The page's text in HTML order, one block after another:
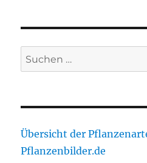
Suche
nach:
Übersicht der
Pflanzenbilder.de